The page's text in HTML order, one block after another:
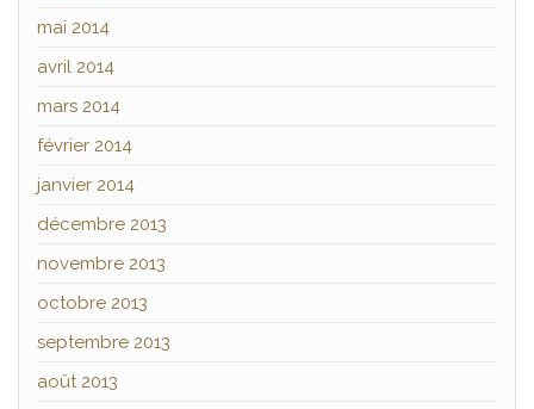
mai 2014
avril 2014
mars 2014
février 2014
janvier 2014
décembre 2013
novembre 2013
octobre 2013
septembre 2013
août 2013